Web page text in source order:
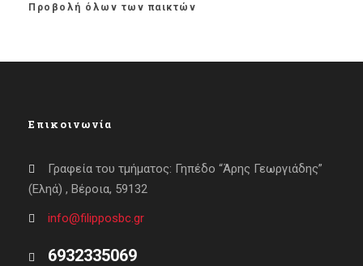
Προβολή όλων των παικτών
Επικοινωνία
Γραφεία του τμήματος: Γηπέδο “Άρης Γεωργιάδης”
(Εληά) , Βέροια, 59132
info@filipposbc.gr
6932335069